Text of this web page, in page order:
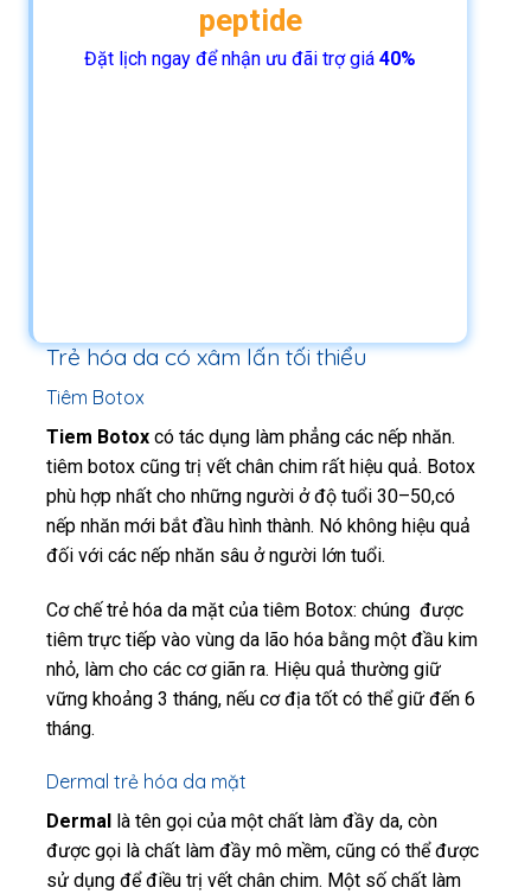
peptide
Đặt lịch ngay để nhận ưu đãi trợ giá 40%
Trẻ hóa da có xâm lấn tối thiểu
Tiêm Botox
Tiem Botox có tác dụng làm phẳng các nếp nhăn.
tiêm botox cũng trị vết chân chim rất hiệu quả. Botox
phù hợp nhất cho những người ở độ tuổi 30–50,có
nếp nhăn mới bắt đầu hình thành. Nó không hiệu quả
đối với các nếp nhăn sâu ở người lớn tuổi.
Cơ chế trẻ hóa da mặt của tiêm Botox: chúng được
tiêm trực tiếp vào vùng da lão hóa bằng một đầu kim
nhỏ, làm cho các cơ giãn ra. Hiệu quả thường giữ
vững khoảng 3 tháng, nếu cơ địa tốt có thể giữ đến 6
tháng.
Dermal trẻ hóa da mặt
Dermal
là tên gọi của một chất làm đầy da, còn
được gọi là chất làm đầy mô mềm, cũng có thể được
sử dụng để điều trị vết chân chim. Một số chất làm